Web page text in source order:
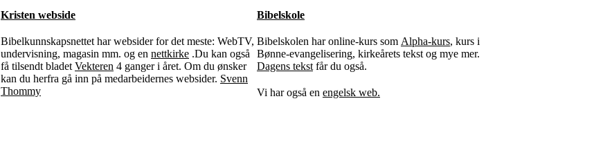
Kristen webside
Bibelkunnskapsnettet har websider for det meste: WebTV,
undervisning, magasin mm. og en nettkirke .Du kan også
få tilsendt bladet Vekteren 4 ganger i året. Om du ønsker
kan du herfra gå inn på medarbeidernes websider. Svenn
Thommy
Bibelskole
Bibelskolen har online-kurs som Alpha-kurs, kurs i
Bønne-evangelisering, kirkeårets tekst og mye mer.
Dagens tekstfår du også.
Vi har også en engelsk web.